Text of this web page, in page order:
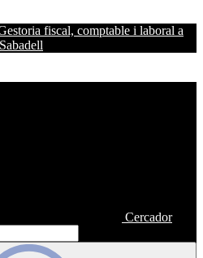
Cercador